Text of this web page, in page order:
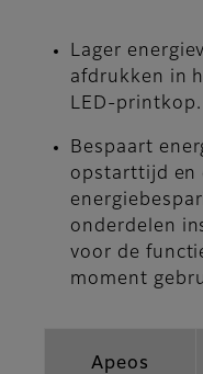
Lager
afdrukken in
LED-printkop.
Bespaart
opstarttijd en
onderdelen
voor de
moment
Apeos